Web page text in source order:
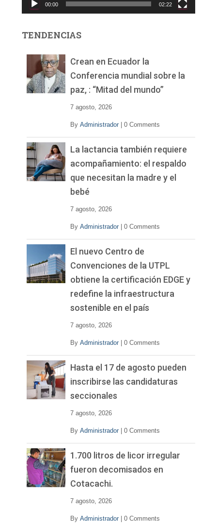
d
00:00 02:22
TENDENCIAS
Crean en Ecuador la
Conferencia mundial sobre la
paz, : “Mitad del mundo”
7 agosto, 2026
By Administrador 0 Comments
La lactancia también requiere
acompañamiento: el respaldo
que necesitan la madre y el
bebé
7 agosto, 2026
By Administrador 0 Comments
El nuevo Centro de
Convenciones de la UTPL
obtiene la certificación EDGE y
redefine la infraestructura
sostenible en el país
7 agosto, 2026
By Administrador 0 Comments
Hasta el 17 de agosto pueden
inscribirse las candidaturas
seccionales
7 agosto, 2026
By Administrador 0 Comments
1.700 litros de licor irregular
fueron decomisados en
Cotacachi.
7 agosto, 2026
By Administrador 0 Comments